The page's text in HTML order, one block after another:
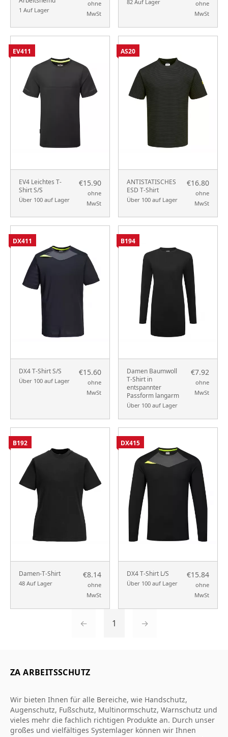
1 Auf Lager
ohne
MwSt
82 Auf Lager
ohne
MwSt
EV4 Leichtes T-
Shirt S/S
Über 100 auf Lager
€15.90
ohne
MwSt
EV411
ANTISTATISCHES
ESD T-Shirt
Über 100 auf Lager
€16.80
ohne
MwSt
AS20
DX4 T-Shirt S/S
Über 100 auf Lager
€15.60
ohne
MwSt
DX411
Damen Baumwoll
T-Shirt in
entspannter
Passform langarm
Über 100 auf Lager
€7.92
ohne
MwSt
B194
Damen-T-Shirt
48 Auf Lager
€8.14
ohne
MwSt
B192
DX4 T-Shirt L/S
Über 100 auf Lager
€15.84
ohne
MwSt
DX415
← 1 →
ZA ARBEITSSCHUTZ
Wir bieten Ihnen für alle Bereiche, wie Handschutz,
Augenschutz, Fußschutz, Multinormschutz, Warnschutz und
vieles mehr die fachlich richtigen Produkte an. Durch unser
großes und vielfältiges Systemlager können wir Ihnen